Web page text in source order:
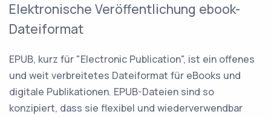
Elektronische Veröffentlichung ebook-
Dateiformat
EPUB, kurz für "Electronic Publication", ist ein offenes
und weit verbreitetes Dateiformat für eBooks und
digitale Publikationen. EPUB-Dateien sind so
konzipiert, dass sie flexibel und wiederverwendbar